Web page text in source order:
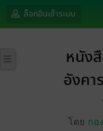
ล็อกอินเข้าระบบ
หนัง
อังคา
โดย กอ